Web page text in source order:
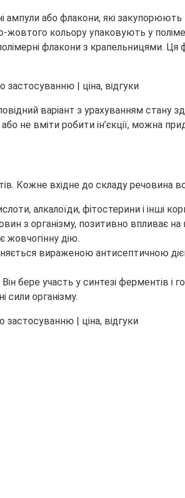
ампули або флакони, які
жовтого кольору упаковують у
флакони з крапельницями.
варіант з урахуванням стану
не вміти робити ін’єкції, можна
Кожне вхідне до складу речовина
алкалоїди, фітостерини і інші
з організму, позитивно впливає
жовчогінну дію.
вираженою антисептичною
бере участь у синтезі ферментів і
сили організму.